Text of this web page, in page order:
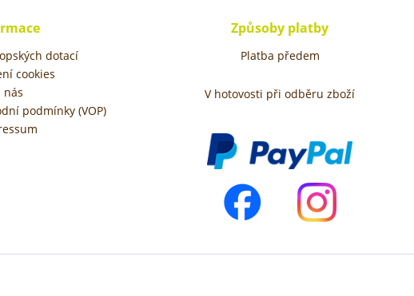
dotací
cookies
nás
podmínky (VOP)
Způsoby platby
Platba předem
V hotovosti při odběru zboží